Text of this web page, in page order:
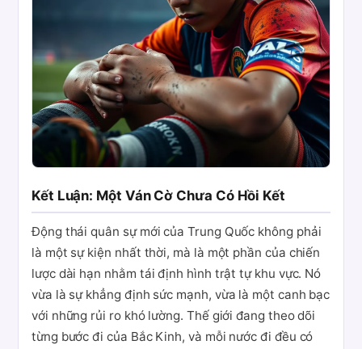
Kết Luận: Một Ván Cờ Chưa Có Hồi Kết
Động thái quân sự mới của Trung Quốc không phải
là một sự kiện nhất thời, mà là một phần của chiến
lược dài hạn nhằm tái định hình trật tự khu vực. Nó
vừa là sự khẳng định sức mạnh, vừa là một canh bạc
với những rủi ro khó lường. Thế giới đang theo dõi
từng bước đi của Bắc Kinh, và mỗi nước đi đều có